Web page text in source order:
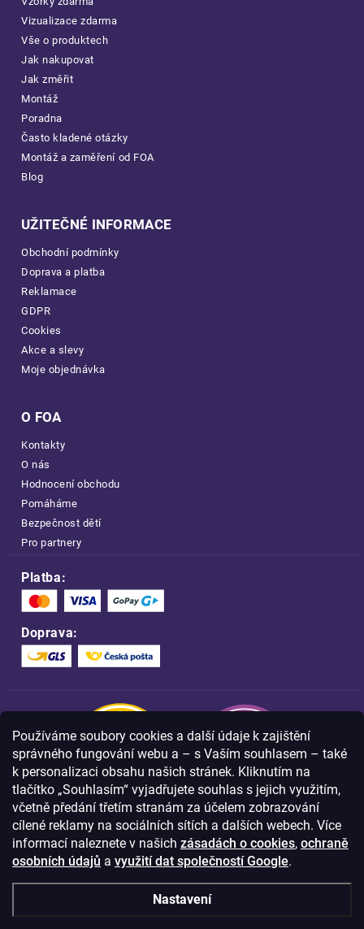
Používáme soubory cookies a další údaje k zajištění
správného fungování webu a – s Vaším souhlasem – také
k personalizaci obsahu našich stránek. Kliknutím na
tlačítko „Souhlasím“ vyjadřujete souhlas s jejich využitím,
včetně předání třetím stranám za účelem zobrazování
cílené reklamy na sociálních sítích a dalších webech. Více
informací naleznete v našich zásadách o cookies, ochraně
osobních údajů a využití dat společností Google.
Nastavení
Vizualizace zdarma
Vše o produktech
Jak nakupovat
Jak změřit
Montáž
Poradna
Často kladené otázky
Montáž a zaměření od FOA
Blog
UŽITEČNÉ INFORMACE
Obchodní podmínky
Doprava a platba
Reklamace
GDPR
Cookies
Akce a slevy
Moje objednávka
O FOA
Kontakty
O nás
Hodnocení obchodu
Pomáháme
Bezpečnost dětí
Pro partnery
Platba:
Doprava:
Nakupujte na FOA bezpečně a bez obav.
Díky HTTPS protokolu jsou Vaše citlivá
data v naprostém bezpečí.
© Copyright2026Westlogic s.r.o.,
Olomoucká 267/29, Opava, 746 01